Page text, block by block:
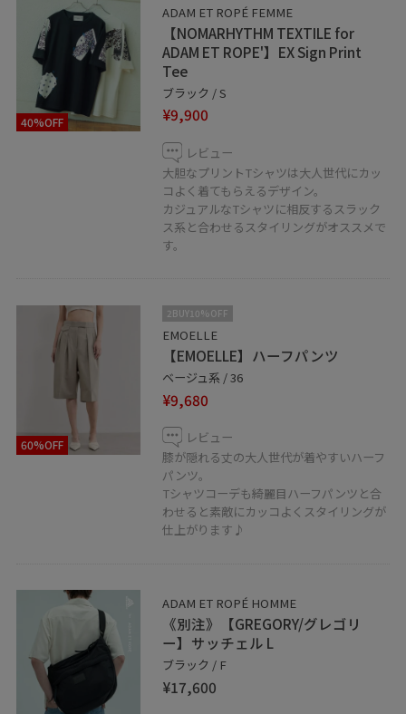
カジュアルなTシャツをスラックスなど、綺麗目な
アイテムと合わせるとオシャレなスタイリングに
仕上がります♪
色違いもあるので、ぜひオンラインからもご覧くださ
い。
個人InstagramでもTシャツコーデなどアップ
しているので、ぜひ併せてチェックしてくださいね！
https://www.instagram.com/adam_naomioyatsu?
igsh=MTQ3cWl5bW4zcHlyeg==
40%OFF
ADAM ET ROPÉ FEMME
【NOMARHYTHM TEXTILE for
ADAM ET ROPE'】EX Sign Print
Tee
ブラック / S
¥9,900
レビュー
大胆なプリントTシャツは大人世代にカッ
コよく着てもらえるデザイン。
カジュアルなTシャツに相反するスラック
ス系と合わせるスタイリングがオススメで
す。
60%OFF
2BUY10%OFF
EMOELLE
【EMOELLE】ハーフパンツ
ベージュ系 / 36
¥9,680
レビュー
膝が隠れる丈の大人世代が着やすいハーフ
パンツ。
Tシャツコーデも綺麗目ハーフパンツと合
わせると素敵にカッコよくスタイリングが
仕上がります♪
ADAM ET ROPÉ HOMME
《別注》【GREGORY/グレゴリ
ー】サッチェル L
ブラック / F
¥17,600